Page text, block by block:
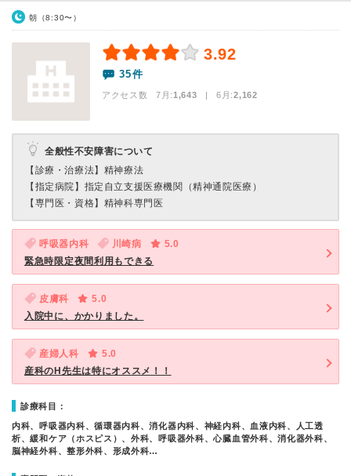
朝（8:30〜）
3.92
35件
アクセス数 7月:1,643 | 6月:2,162
全般性不安障害について
【診療・治療法】 精神療法
【指定病院】 指定自立支援医療機関（精神通院医療）
【専門医・資格】 精神科専門医
呼吸器内科 川崎病
5.0
緊急時限定夜間利用もできる
皮膚科
5.0
入院中に、かかりました。
産婦人科
5.0
産科のH先生は特にオススメ！！
診療科目：
内科、呼吸器内科、循環器内科、消化器内科、神経内科、血液内科、人工透
析、緩和ケア（ホスピス）、外科、呼吸器外科、心臓血管外科、消化器外科、
脳神経外科、整形外科、形成外科…